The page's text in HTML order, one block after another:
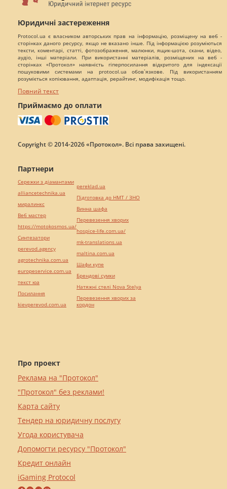
Юридичні застереження
Protocol.ua є власником авторських прав на інформацію, розміщену на веб -
сторінках даного ресурсу, якщо не вказано інше. Під інформацією розуміються
тексти, коментарі, статті, фотозображення, малюнки, ящик-шота, скани, відео,
аудіо, інші матеріали. При використанні матеріалів, розміщених на веб -
сторінках «Протокол» наявність гіперпосилання відкритого для індексації
пошуковими системами на protocol.ua обов`язкове. Під використанням
розуміється копіювання, адаптація, рерайтинг, модифікація тощо.
Повний текст
Приймаємо до оплати
Copyright © 2014-2026 «Протокол». Всі права захищені.
Про проект
Реклама на "Протокол"
"Протокол" без реклами!
Карта сайту
Тендер на юридичну послугу
Угода користувача
Допомогти ресурсу "Протокол"
Кредит онлайн
iGaming Protocol
Партнери
Сережки з діамантами
alliancetechnika.ua
миралинкс
Веб мастер
https://motokosmos.ua/
Синтезатори
perevod.agency
agrotechnika.com.ua
europeservice.com.ua
текст юа
Посилання
kievperevod.com.ua
pereklad.ua
Підготовка до НМТ / ЗНО
Винна шафа
Перевезення хворих
hospice-life.com.ua/
mk-translations.ua
maltina.com.ua
Шафи купе
Брендові сумки
Натяжні стелі Nova Stelya
Перевезення хворих за
кордон